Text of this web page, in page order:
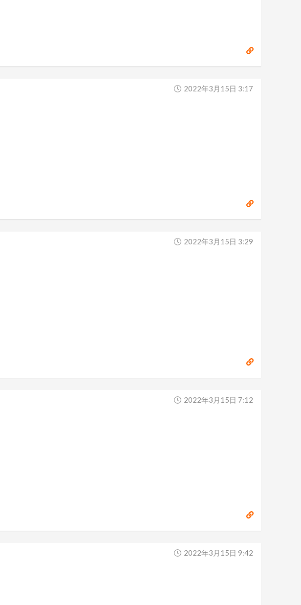
2022年3月15日 3:17
2022年3月15日 3:29
2022年3月15日 7:12
2022年3月15日 9:42